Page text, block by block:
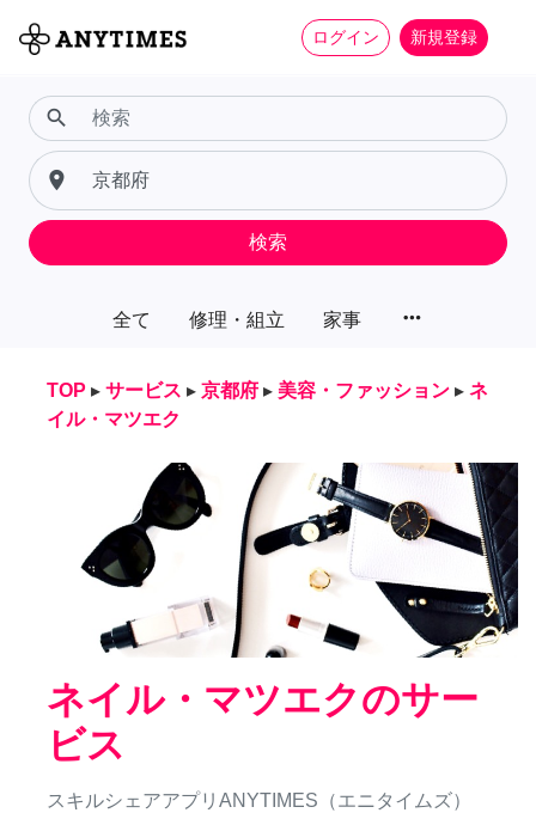
ログイン 新規登録
全て 修理・組立 家事 more_horiz
search
place
検索
TOP ▸ サービス ▸ 京都府 ▸ 美容・ファッション ▸ ネ
イル・マツエク
ネイル・マツエクのサー
ビス
スキルシェアアプリANYTIMES（エニタイムズ）